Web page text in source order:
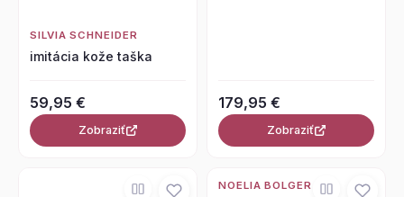
SILVIA SCHNEIDER
imitácia kože taška
59,95 €
Zobraziť
179,95 €
Zobraziť
NOELIA BOLGER